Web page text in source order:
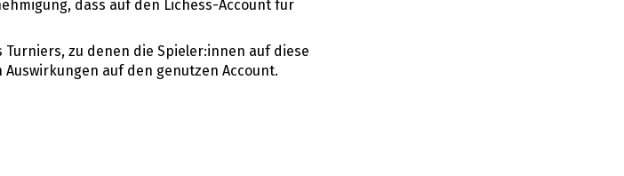
dass auf den Lichess-Account für
zu denen die Spieler:innen auf diese
auf den genutzen Account.